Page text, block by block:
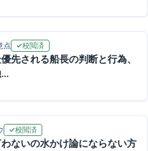
点 校閲済
先される船長の判断と行為、
…
校閲済
ないの水かけ論にならない方